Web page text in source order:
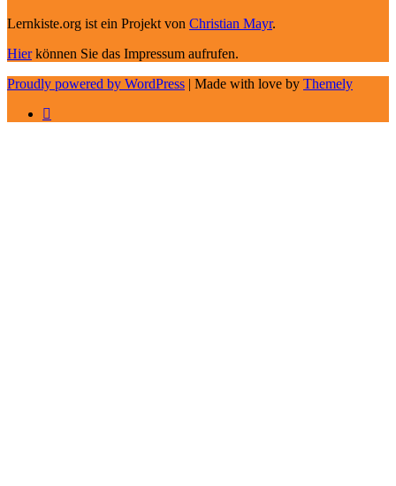
Lernkiste.org ist ein Projekt von Christian Mayr.
Hierkönnen Sie das Impressum aufrufen.
Proudly powered by WordPress | Made with love by Themely